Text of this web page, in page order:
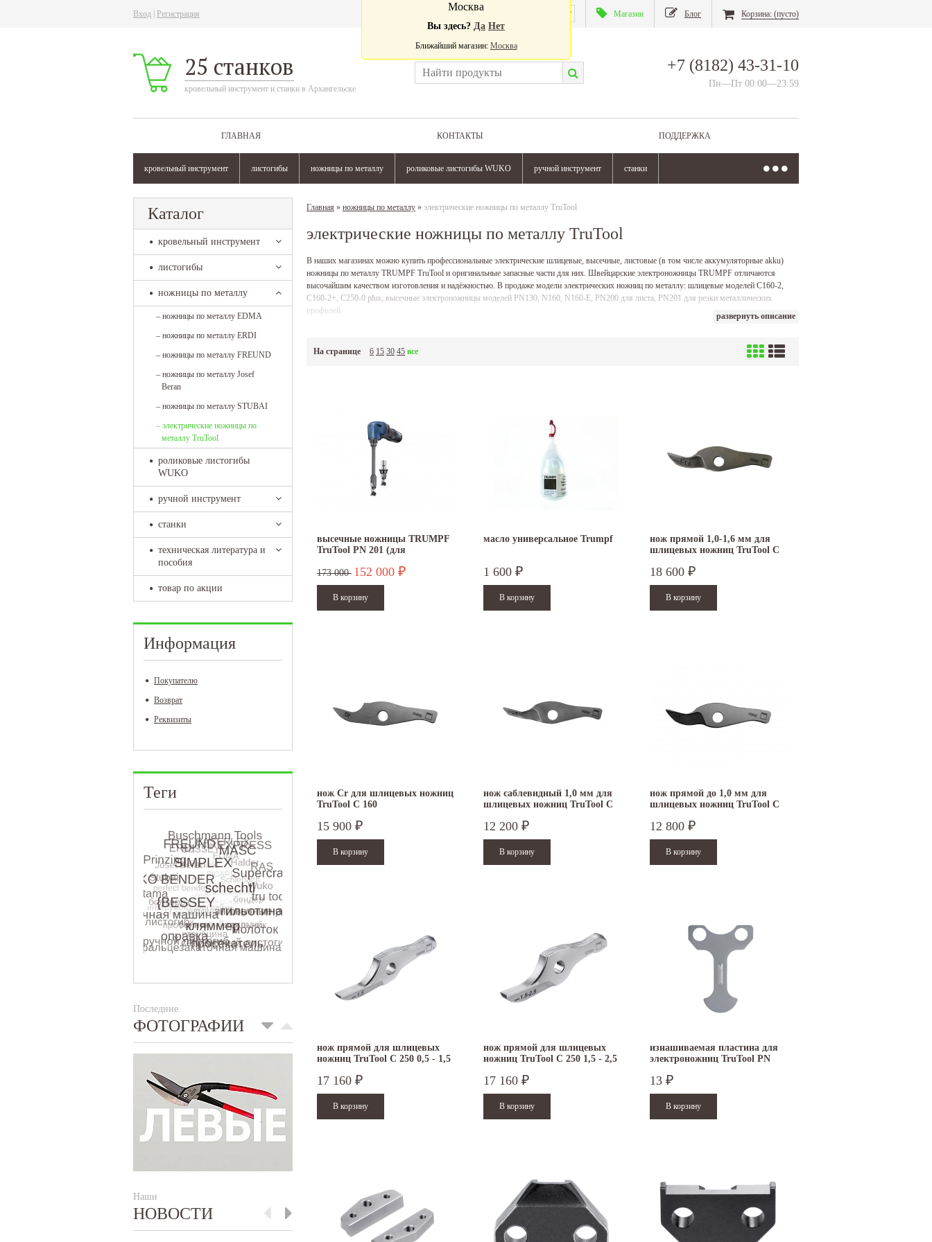
Вход Регистрация Магазин Блог Корзина: (пусто)
25 станков
кровельный инструмент и станки в Архангельске
+7 (8182) 43-31-10
Пн—Пт 00:00—23:59
ГЛАВНАЯ КОНТАКТЫ ПОДДЕРЖКА
кровельный инструмент листогибы ножницы по металлу роликовые листогибы WUKO ручной инструмент станки
Москва
Вы здесь? Да Нет
Ближайший магазин: Москва
Каталог
кровельный инструмент
листогибы
ножницы по металлу
– ножницы по металлу EDMA
– ножницы по металлу ERDI
– ножницы по металлу FREUND
– ножницы по металлу Josef
Beran
– ножницы по металлу STUBAI
– электрические ножницы по
металлу TruTool
роликовые листогибы
WUKO
ручной инструмент
станки
техническая литература и
пособия
товар по акции
Информация
Покупателю
Возврат
Реквизиты
Теги
Последние
ФОТОГРАФИИ
Наши
НОВОСТИ
Главная » ножницы по металлу » электрические ножницы по металлу TruTool
электрические ножницы по металлу TruTool
В наших магазинах можно купить профессиональные электрические шлицевые, высечные, листовые (в том числе аккумуляторные akku)
ножницы по металлу TRUMPF TruTool и оригинальные запасные части для них. Швейцарские электроножницы TRUMPF отличаются
высочайшим качеством изготовления и надёжностью. В продаже модели электрических ножниц по металлу: шлицевые моделей C160-2,
C160-2+, C250-0 plus; высечные электроножницы моделей PN130, N160, N160-E, PN200 для листа, PN201 для резки металлических
профилей.
развернуть описание
На странице 6 15 30 45 все
высечные ножницы TRUMPF
TruTool PN 201 (для
173 000 152 000 ₽
масло универсальное Trumpf
1 600 ₽
нож прямой 1,0-1,6 мм для
шлицевых ножниц TruTool C
18 600 ₽
нож Cr для шлицевых ножниц
TruTool C 160
15 900 ₽
нож саблевидный 1,0 мм для
шлицевых ножниц TruTool C
12 200 ₽
нож прямой до 1,0 мм для
шлицевых ножниц TruTool C
12 800 ₽
нож прямой для шлицевых
ножниц TruTool C 250 0,5 - 1,5
17 160 ₽
нож прямой для шлицевых
ножниц TruTool C 250 1,5 - 2,5
17 160 ₽
изнашиваемая пластина для
электроножниц TruTool PN
13 ₽